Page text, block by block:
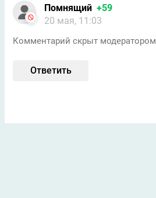
Помнящий +59
20 мая, 11:03
Комментарий скрыт модератором
Ответить